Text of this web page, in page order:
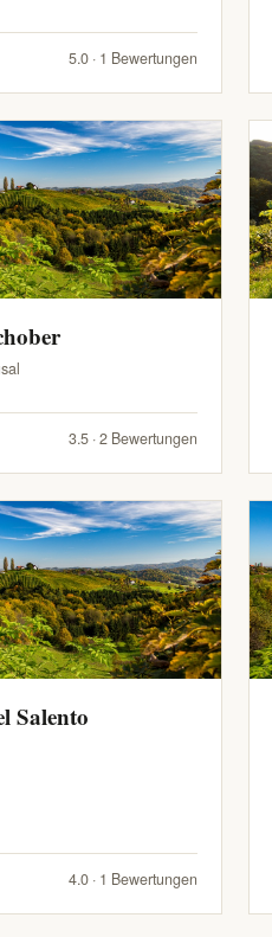
5.0 · 1 Bewertungen
3.5 · 2 Bewertungen
Salento
4.0 · 1 Bewertungen